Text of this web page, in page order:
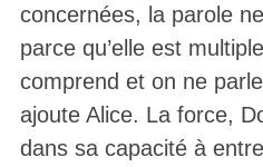
concernées, la parole
parce qu’elle est
comprend et on ne
ajoute Alice. La force,
dans sa capacité à